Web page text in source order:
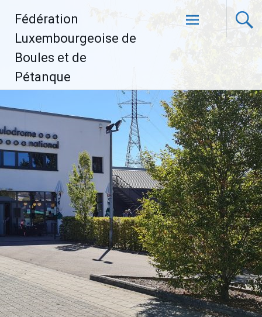
contenu
Fédération
Luxembourgeoise de
Boules et de
Pétanque